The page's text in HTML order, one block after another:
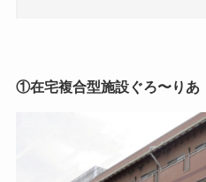
①在宅複合型施設ぐろ〜りあ